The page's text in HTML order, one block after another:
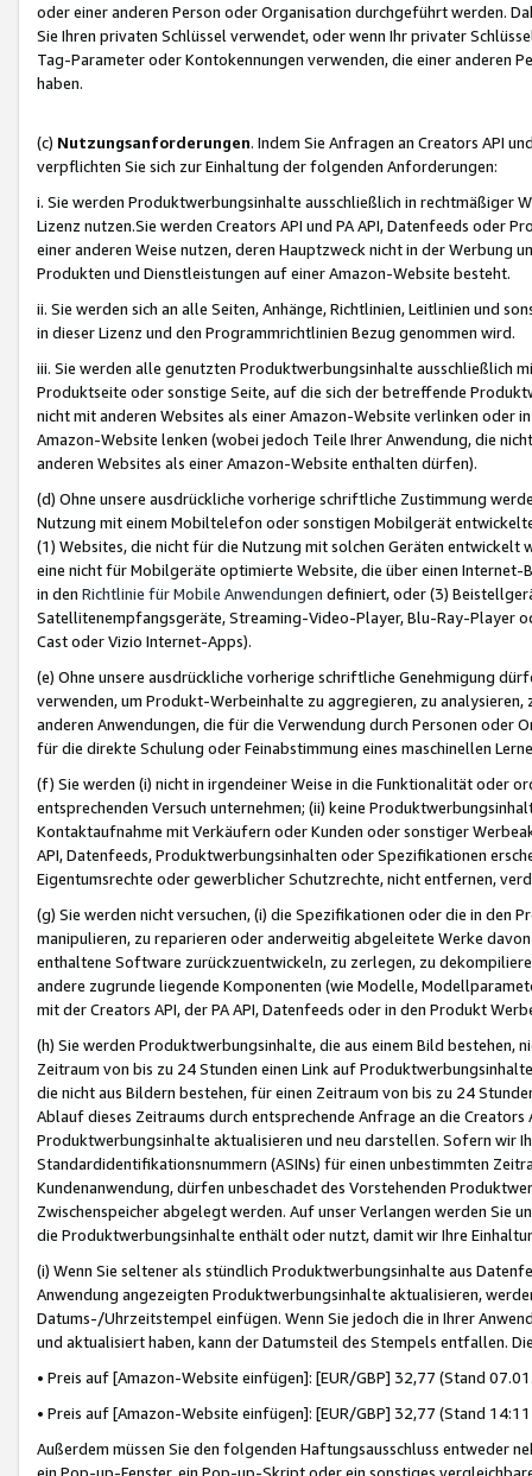
oder einer anderen Person oder Organisation durchgeführt werden.
Sie Ihren privaten Schlüssel verwendet, oder wenn Ihr privater
Tag-Parameter oder Kontokennungen verwenden, die einer anderen
haben.
(c) Nutzungsanforderungen. Indem Sie Anfragen an Creators API
verpflichten Sie sich zur Einhaltung der folgenden Anforderungen:
i. Sie werden Produktwerbungsinhalte ausschließlich in rechtmäßiger
Lizenz nutzen.Sie werden Creators API und PA API, Datenfeeds oder
einer anderen Weise nutzen, deren Hauptzweck nicht in der Werbung
Produkten und Dienstleistungen auf einer Amazon-Website besteht.
ii. Sie werden sich an alle Seiten, Anhänge, Richtlinien, Leitlinien und
in dieser Lizenz und den Programmrichtlinien Bezug genommen wird.
iii. Sie werden alle genutzten Produktwerbungsinhalte ausschließlich
Produktseite oder sonstige Seite, auf die sich der betreffende
nicht mit anderen Websites als einer Amazon-Website verlinken oder
Amazon-Website lenken (wobei jedoch Teile Ihrer Anwendung, die
anderen Websites als einer Amazon-Website enthalten dürfen).
(d) Ohne unsere ausdrückliche vorherige schriftliche Zustimmung
Nutzung mit einem Mobiltelefon oder sonstigen Mobilgerät
(1) Websites, die nicht für die Nutzung mit solchen Geräten
eine nicht für Mobilgeräte optimierte Website, die über einen
in den Richtlinie für Mobile Anwendungen definiert, oder (3)
Satellitenempfangsgeräte, Streaming-Video-Player, Blu-Ray-Player
Cast oder Vizio Internet-Apps).
(e) Ohne unsere ausdrückliche vorherige schriftliche Genehmigung
verwenden, um Produkt-Werbeinhalte zu aggregieren, zu
anderen Anwendungen, die für die Verwendung durch Personen
für die direkte Schulung oder Feinabstimmung eines maschinellen
(f) Sie werden (i) nicht in irgendeiner Weise in die Funktionalität oder
entsprechenden Versuch unternehmen; (ii) keine
Kontaktaufnahme mit Verkäufern oder Kunden oder sonstiger
API, Datenfeeds, Produktwerbungsinhalten oder Spezifikationen
Eigentumsrechte oder gewerblicher Schutzrechte, nicht entfernen,
(g) Sie werden nicht versuchen, (i) die Spezifikationen oder die in
manipulieren, zu reparieren oder anderweitig abgeleitete Werke
enthaltene Software zurückzuentwickeln, zu zerlegen, zu
andere zugrunde liegende Komponenten (wie Modelle,
mit der Creators API, der PA API, Datenfeeds oder in den Produkt
(h) Sie werden Produktwerbungsinhalte, die aus einem Bild bestehen,
Zeitraum von bis zu 24 Stunden einen Link auf
die nicht aus Bildern bestehen, für einen Zeitraum von bis zu 24
Ablauf dieses Zeitraums durch entsprechende Anfrage an die
Produktwerbungsinhalte aktualisieren und neu darstellen. Sofern wir
Standardidentifikationsnummern (ASINs) für einen unbestimmten
Kundenanwendung, dürfen unbeschadet des Vorstehenden
Zwischenspeicher abgelegt werden. Auf unser Verlangen werden Sie
die Produktwerbungsinhalte enthält oder nutzt, damit wir Ihre
(i) Wenn Sie seltener als stündlich Produktwerbungsinhalte aus
Anwendung angezeigten Produktwerbungsinhalte aktualisieren,
Datums-/Uhrzeitstempel einfügen. Wenn Sie jedoch die in Ihrer
und aktualisiert haben, kann der Datumsteil des Stempels entfallen.
• Preis auf [Amazon-Website einfügen]: [EUR/GBP] 32,77 (Stand
• Preis auf [Amazon-Website einfügen]: [EUR/GBP] 32,77 (Stand
Außerdem müssen Sie den folgenden Haftungsausschluss entweder
ein Pop-up-Fenster, ein Pop-up-Skript oder ein sonstiges